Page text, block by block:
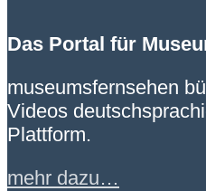
Das Portal für
museumsfernsehen
Videos
Plattform.
mehr dazu…